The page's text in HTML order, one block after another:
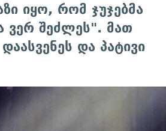
იყო, რომ ჯუჯებმა
ვერ შეძლეს". მათ
და პატივი